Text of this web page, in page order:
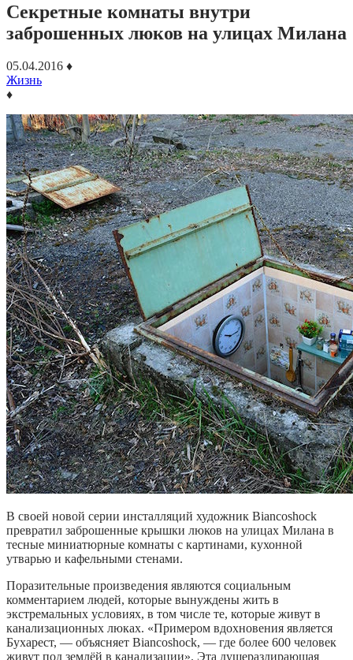
Секретные комнаты внутри
заброшенных люков на улицах Милана
05.04.2016 ♦
Жизнь
♦
В своей новой серии инсталляций художник Biancoshock
превратил заброшенные крышки люков на улицах Милана в
тесные миниатюрные комнаты с картинами, кухонной
утварью и кафельными стенами.
Поразительные произведения являются социальным
комментарием людей, которые вынуждены жить в
экстремальных условиях, в том числе те, которые живут в
канализационных люках. «Примером вдохновения является
Бухарест, — объясняет Biancoshock, — где более 600 человек
живут под землёй в канализации». Эта душераздирающая